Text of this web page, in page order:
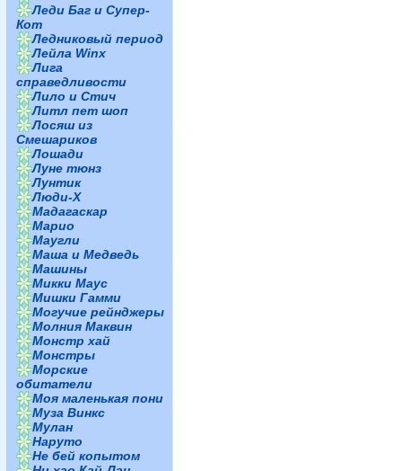
Леди Баг и Супер-
Кот
Ледниковый период
Лейла Winx
Лига
справедливости
Лило и Стич
Литл пет шоп
Лосяш из
Смешариков
Лошади
Луне тюнз
Лунтик
Люди-Х
Мадагаскар
Марио
Маугли
Маша и Медведь
Машины
Микки Маус
Мишки Гамми
Могучие рейнджеры
Молния Маквин
Монстр хай
Монстры
Морские
обитатели
Моя маленькая пони
Муза Винкс
Мулан
Наруто
Не бей копытом